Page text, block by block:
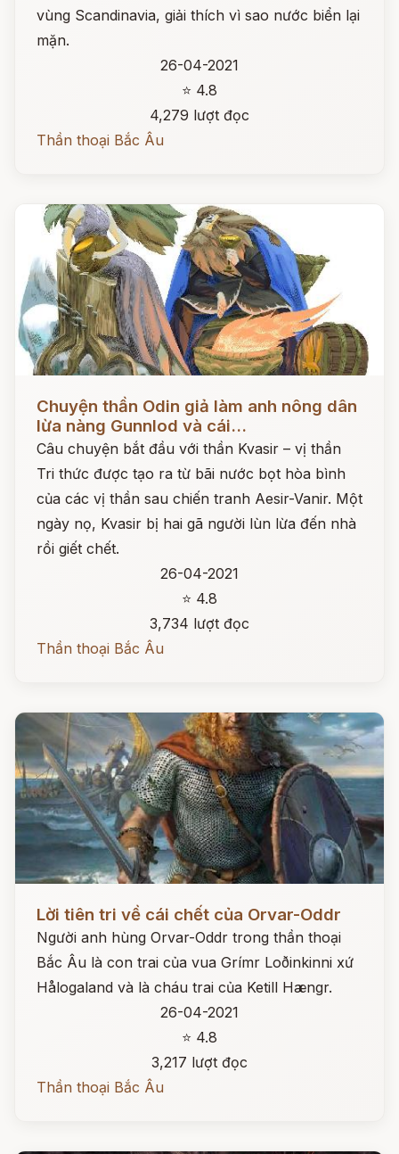
vùng Scandinavia, giải thích vì sao nước biển lại
mặn.
26-04-2021
⭐ 4.8
4,279 lượt đọc
Thần thoại Bắc Âu
Chuyện thần Odin giả làm anh nông dân
lừa nàng Gunnlod và cái...
Câu chuyện bắt đầu với thần Kvasir – vị thần
Tri thức được tạo ra từ bãi nước bọt hòa bình
của các vị thần sau chiến tranh Aesir-Vanir. Một
ngày nọ, Kvasir bị hai gã người lùn lừa đến nhà
rồi giết chết.
26-04-2021
⭐ 4.8
3,734 lượt đọc
Thần thoại Bắc Âu
Lời tiên tri về cái chết của Orvar-Oddr
Người anh hùng Orvar-Oddr trong thần thoại
Bắc Âu là con trai của vua Grímr Loðinkinni xứ
Hålogaland và là cháu trai của Ketill Hængr.
26-04-2021
⭐ 4.8
3,217 lượt đọc
Thần thoại Bắc Âu